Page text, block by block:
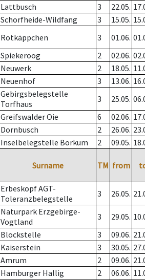
Lattbusch 3 22.05.
Schorfheide-Wildfang 3 15.05.
Rotkäppchen 3 01.06.
Spiekeroog 2 02.06.
Neuwerk 2 18.05.
Neuenhof 3 13.06.
Gebirgsbelegstelle
Torfhaus
3 25.05.
Greifswalder Oie 6 02.06.
Dornbusch 2 26.06.
Inselbelegstelle Borkum 2 09.05.
Surname TM from
Erbeskopf AGT-
Toleranzbelegstelle
3 26.05.
Naturpark Erzgebirge-
Vogtland
3 29.05.
Blockstelle 3 09.06.
Kaiserstein 3 30.05.
Amrum 2 09.06.
Hamburger Hallig 2 06.06.